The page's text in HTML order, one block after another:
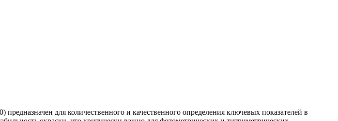
предназначен для количественного и качественного определения ключевых показателей в